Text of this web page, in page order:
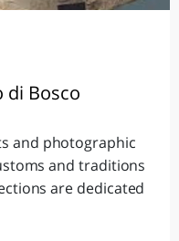
di Bosco
and photographic
and traditions
are dedicated